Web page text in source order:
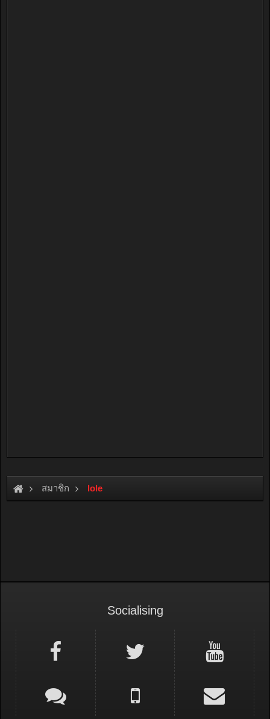
สมาชิก lole
Socialising